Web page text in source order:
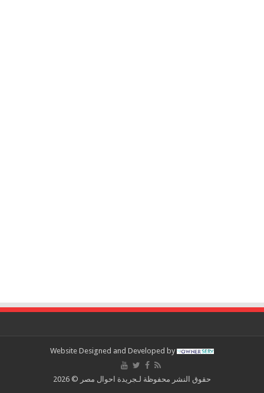
Website Designed and Developed by
حقوق النشر محفوظة لـجريدة احوال مصر © 2026